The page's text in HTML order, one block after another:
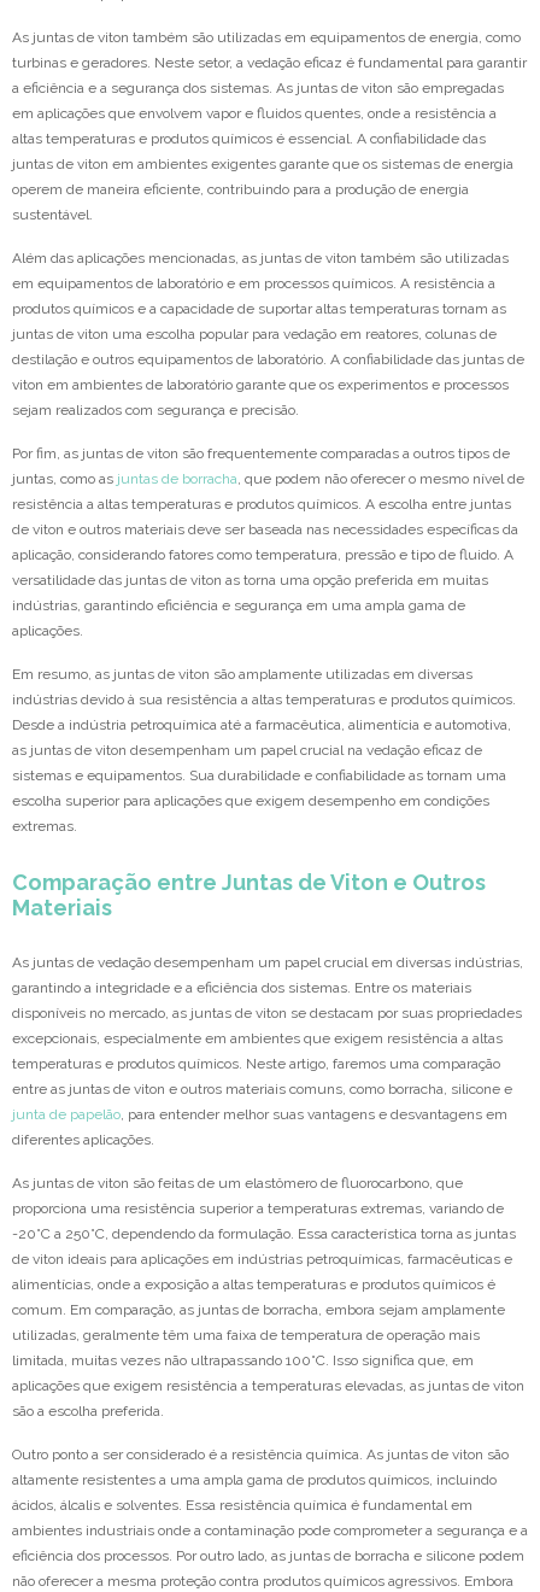
As juntas de viton também são utilizadas em equipamentos de energia, como
turbinas e geradores. Neste setor, a vedação eficaz é fundamental para garantir
a eficiência e a segurança dos sistemas. As juntas de viton são empregadas
em aplicações que envolvem vapor e fluidos quentes, onde a resistência a
altas temperaturas e produtos químicos é essencial. A confiabilidade das
juntas de viton em ambientes exigentes garante que os sistemas de energia
operem de maneira eficiente, contribuindo para a produção de energia
sustentável.
Além das aplicações mencionadas, as juntas de viton também são utilizadas
em equipamentos de laboratório e em processos químicos. A resistência a
produtos químicos e a capacidade de suportar altas temperaturas tornam as
juntas de viton uma escolha popular para vedação em reatores, colunas de
destilação e outros equipamentos de laboratório. A confiabilidade das juntas de
viton em ambientes de laboratório garante que os experimentos e processos
sejam realizados com segurança e precisão.
Por fim, as juntas de viton são frequentemente comparadas a outros tipos de
juntas, como as juntas de borracha, que podem não oferecer o mesmo nível de
resistência a altas temperaturas e produtos químicos. A escolha entre juntas
de viton e outros materiais deve ser baseada nas necessidades específicas da
aplicação, considerando fatores como temperatura, pressão e tipo de fluido. A
versatilidade das juntas de viton as torna uma opção preferida em muitas
indústrias, garantindo eficiência e segurança em uma ampla gama de
aplicações.
Em resumo, as juntas de viton são amplamente utilizadas em diversas
indústrias devido à sua resistência a altas temperaturas e produtos químicos.
Desde a indústria petroquímica até a farmacêutica, alimentícia e automotiva,
as juntas de viton desempenham um papel crucial na vedação eficaz de
sistemas e equipamentos. Sua durabilidade e confiabilidade as tornam uma
escolha superior para aplicações que exigem desempenho em condições
extremas.
Comparação entre Juntas de Viton e Outros
Materiais
As juntas de vedação desempenham um papel crucial em diversas indústrias,
garantindo a integridade e a eficiência dos sistemas. Entre os materiais
disponíveis no mercado, as juntas de viton se destacam por suas propriedades
excepcionais, especialmente em ambientes que exigem resistência a altas
temperaturas e produtos químicos. Neste artigo, faremos uma comparação
entre as juntas de viton e outros materiais comuns, como borracha, silicone e
junta de papelão, para entender melhor suas vantagens e desvantagens em
diferentes aplicações.
As juntas de viton são feitas de um elastômero de fluorocarbono, que
proporciona uma resistência superior a temperaturas extremas, variando de
-20°C a 250°C, dependendo da formulação. Essa característica torna as juntas
de viton ideais para aplicações em indústrias petroquímicas, farmacêuticas e
alimentícias, onde a exposição a altas temperaturas e produtos químicos é
comum. Em comparação, as juntas de borracha, embora sejam amplamente
utilizadas, geralmente têm uma faixa de temperatura de operação mais
limitada, muitas vezes não ultrapassando 100°C. Isso significa que, em
aplicações que exigem resistência a temperaturas elevadas, as juntas de viton
são a escolha preferida.
Outro ponto a ser considerado é a resistência química. As juntas de viton são
altamente resistentes a uma ampla gama de produtos químicos, incluindo
ácidos, álcalis e solventes. Essa resistência química é fundamental em
ambientes industriais onde a contaminação pode comprometer a segurança e a
eficiência dos processos. Por outro lado, as juntas de borracha e silicone podem
não oferecer a mesma proteção contra produtos químicos agressivos. Embora